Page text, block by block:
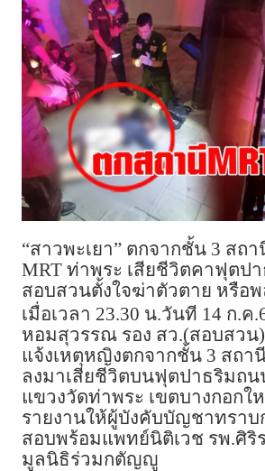
“สาวพะเยา” ตกจากชั้น 3 สถ
MRT ท่าพระ เสียชีวิตคาฟุตปา
สอบสวนตั้งใจฆ่าตัวตาย หรือ
เมื่อเวลา 23.30 น.วันที 14 ก.ค
หอมสุวรรณ รอง สว.(สอบสวน
แจ้งเหตุหญิงตกจากชั้น 3 สถา
ลงมาเสียชีวิตบนฟุตปาธริมถ
แขวงวัดท่าพระ เขตบางกอกใ
รายงานให้ผู้บังคับบัญชาทราบ
สอบพร้อมแพทย์นิติเวช รพ.ศิริ
มูลนิธิร่วมกตัญญู